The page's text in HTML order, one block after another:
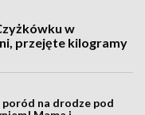
w
przejęte kilogramy
na drodze pod